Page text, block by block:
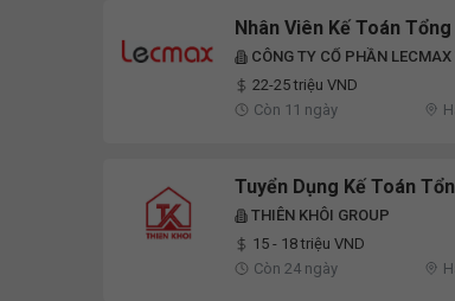
Nhân Viên Kế Toán Tổng
CÔNG TY CỔ PHẦN
22-25 triệu VND
Còn 11 ngày
Tuyển Dụng Kế Toán
THIÊN KHÔI GROUP
15 - 18 triệu VND
Còn 24 ngày